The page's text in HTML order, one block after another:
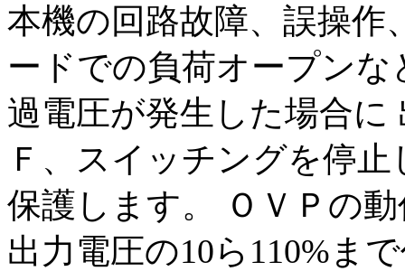
本機の回路故障、誤操作
ードでの負荷オープンな
過電圧が発生した場合に
Ｆ、スイッチングを停止
保護します。 ＯＶＰの
出力電圧の10ら110%ま